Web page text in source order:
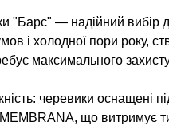
"Барс" — надійний вибір
і холодної пори року,
максимального захисту
черевики оснащені
що витримує